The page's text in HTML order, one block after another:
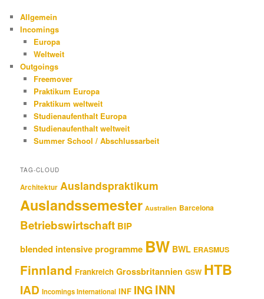
Allgemein
Incomings
Europa
Weltweit
Outgoings
Freemover
Praktikum Europa
Praktikum weltweit
Studienaufenthalt Europa
Studienaufenthalt weltweit
Summer School / Abschlussarbeit
TAG-CLOUD
Architektur Auslandspraktikum
Auslandssemester Australien Barcelona
Betriebswirtschaft BIP
blended intensive programme BW BWL ERASMUS
Finnland Frankreich Grossbritannien GSW HTB
IAD Incomings International INF INGINN